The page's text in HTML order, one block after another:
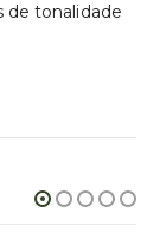
de tonalidade